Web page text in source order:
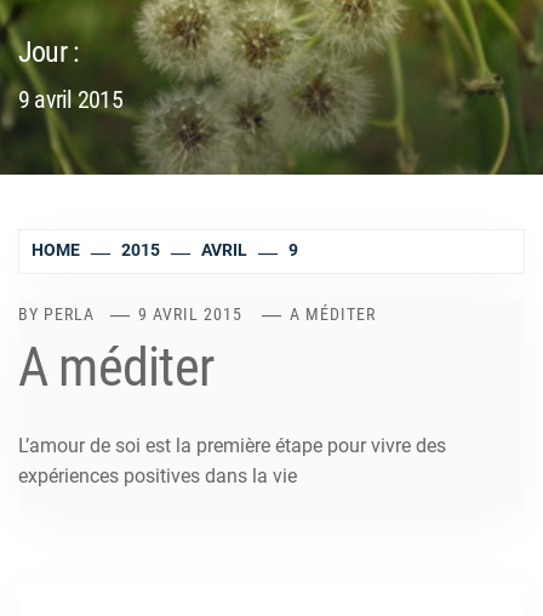
Jour :
9 avril 2015
HOME 2015 AVRIL 9
BY PERLA 9 AVRIL 2015 A MÉDITER
A méditer
L’amour de soi est la première étape pour vivre des
expériences positives dans la vie